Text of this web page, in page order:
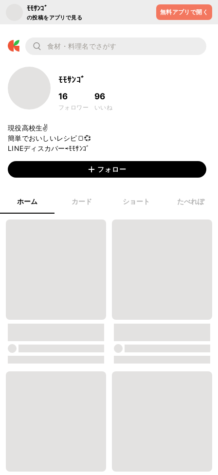
ﾓﾓｻﾝｺﾞ
の投稿をアプリで見る
無料アプリで開く
ﾓﾓｻﾝｺﾞ
16
フォロワー
96
いいね
現役高校生✌️
簡単でおいしいレシピ🍞💞
LINEディスカバー⇨ﾓﾓｻﾝｺﾞ
フォロー
ホーム カード ショート たべれぽ